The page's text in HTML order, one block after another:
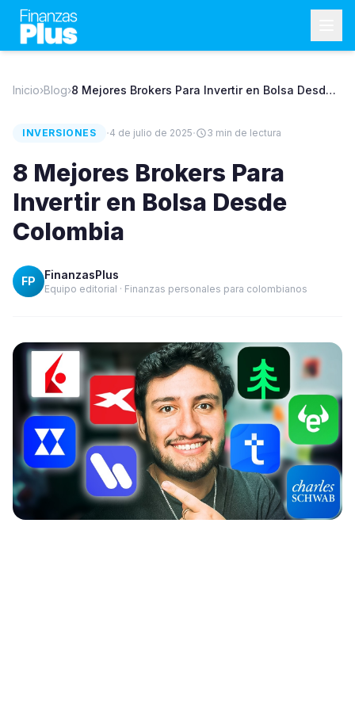
Inicio›Blog›8 Mejores Brokers Para Invertir en Bolsa Desde
INVERSIONES ·4 de julio de 2025· 3 min de lectura
8 Mejores Brokers Para
Invertir en Bolsa Desde
Colombia
FP FinanzasPlus
Equipo editorial · Finanzas personales para colombianos